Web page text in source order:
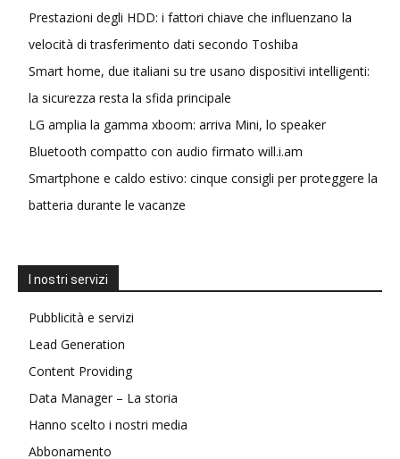
Prestazioni degli HDD: i fattori chiave che influenzano la
velocità di trasferimento dati secondo Toshiba
Smart home, due italiani su tre usano dispositivi intelligenti:
la sicurezza resta la sfida principale
LG amplia la gamma xboom: arriva Mini, lo speaker
Bluetooth compatto con audio firmato will.i.am
Smartphone e caldo estivo: cinque consigli per proteggere la
batteria durante le vacanze
I nostri servizi
Pubblicità e servizi
Lead Generation
Content Providing
Data Manager – La storia
Hanno scelto i nostri media
Abbonamento